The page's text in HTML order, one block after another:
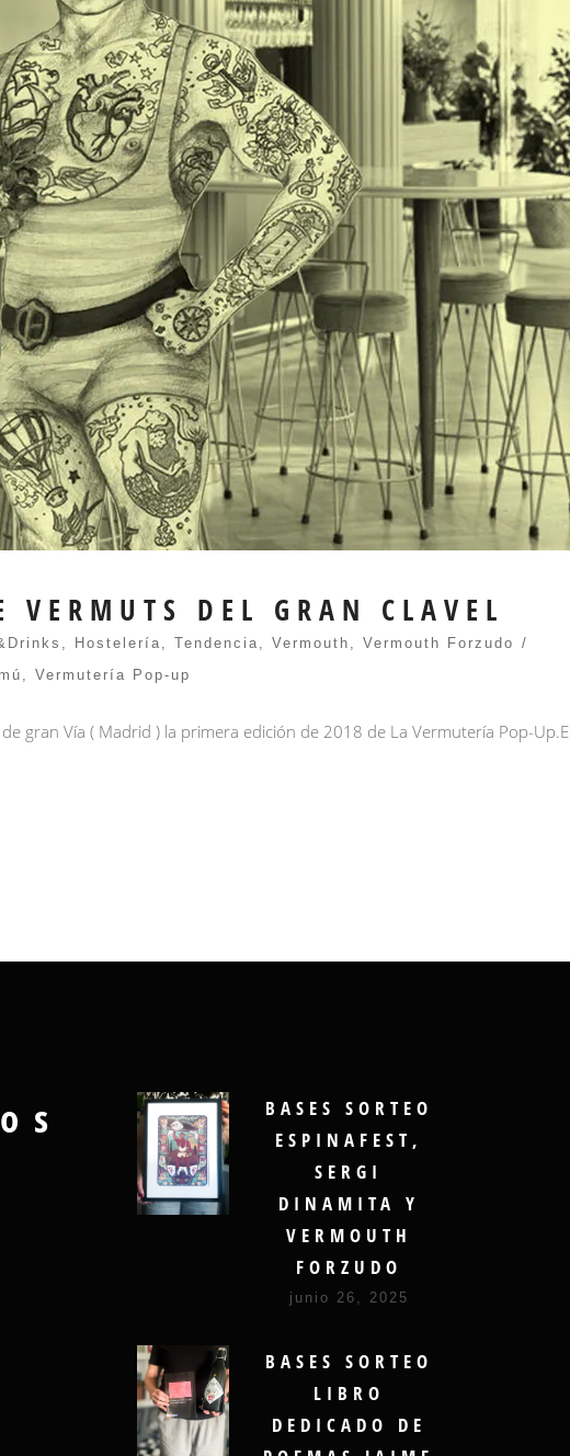
DEL GRAN CLAVEL
, Hostelería, Tendencia, Vermouth , Vermouth Forzudo
, Vermutería Pop-up
gran Vía ( Madrid ) la primera edición de 2018 de La Vermutería Pop-
BASES SORTEO
ESPINAFEST,
SERGI
DINAMITA Y
VERMOUTH
FORZUDO
junio 26, 2025
BASES SORTEO
LIBRO
DEDICADO DE